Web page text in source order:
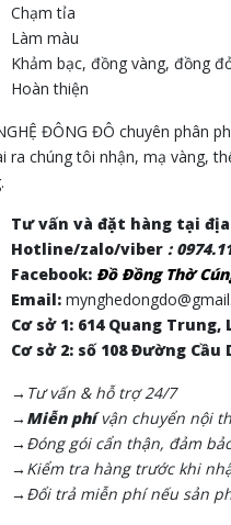
Chạm tỉa
Làm màu
Khảm bạc, đồng vàng, đồng
Hoàn thiện
ĐÔNG ĐÔ chuyên phân
ra chúng tôi nhận, mạ vàng,
Tư vấn và đặt hàng tại
Hotline/zalo/viber :
Facebook: Đồ Đồng Thờ
Email:
Cơ sở 1: 614 Quang Trung,
Cơ sở 2: số 108 Đường
→Tư vấn & hỗ trợ 24/7
→Miễn phívận chuyển nội
→Đóng gói cẩn thận, đảm
→Kiểm tra hàng trước khi
→Đổi trả miễn phí nếu sản